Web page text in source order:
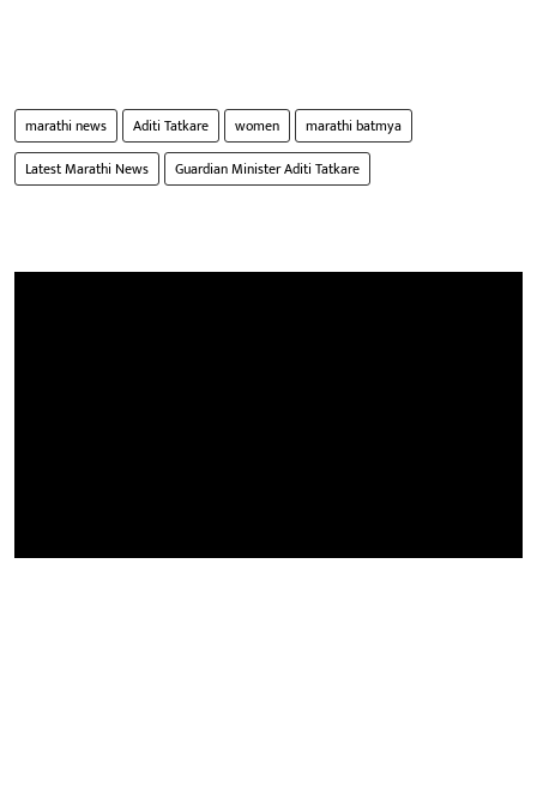
marathi news Aditi Tatkare women
marathi batmya
Latest Marathi News
Guardian Minister Aditi Tatkare